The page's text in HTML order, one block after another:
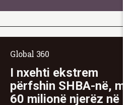
Global 360
I nxehti ekstrem
përfshin SHBA-në, mbi
60 milionë njerëz në